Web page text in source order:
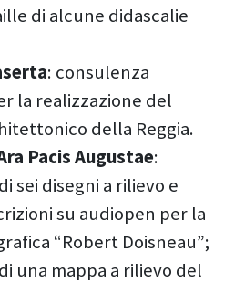
di alcune didascalie
: consulenza
la realizzazione del
della Reggia.
Pacis Augustae:
sei disegni a rilievo e
su audiopen per la
“Robert Doisneau”;
una mappa a rilievo del